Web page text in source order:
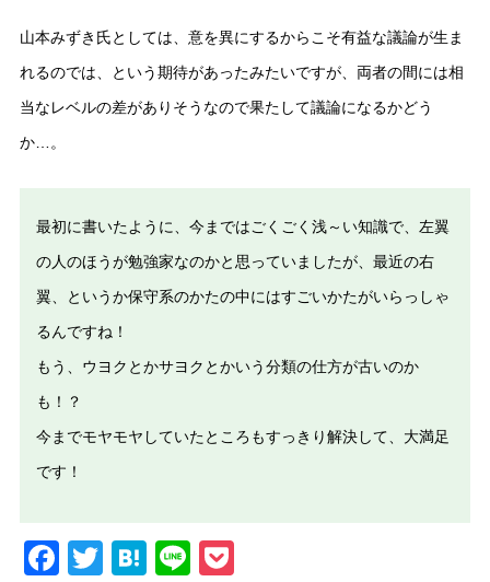
山本みずき氏としては、意を異にするからこそ有益な議論が生ま
れるのでは、という期待があったみたいですが、両者の間には相
当なレベルの差がありそうなので果たして議論になるかどう
か…。
最初に書いたように、今まではごくごく浅～い知識で、左翼
の人のほうが勉強家なのかと思っていましたが、最近の右
翼、というか保守系のかたの中にはすごいかたがいらっしゃ
るんですね！
もう、ウヨクとかサヨクとかいう分類の仕方が古いのか
も！？
今までモヤモヤしていたところもすっきり解決して、大満足
です！
Facebook
Twitter
Hatena
Line